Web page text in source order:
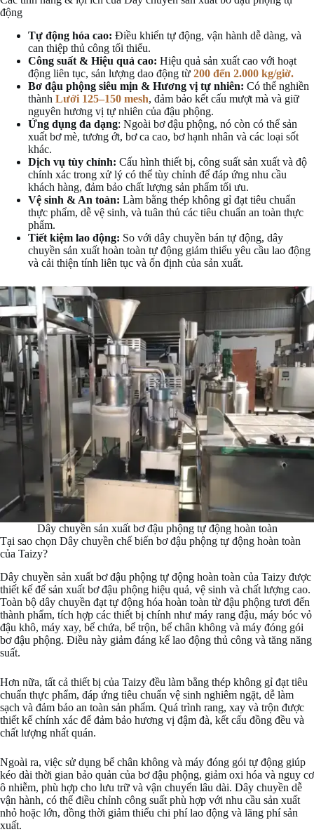
động
Tự động hóa cao: Điều khiển tự động, vận hành dễ dàng, và
can thiệp thủ công tối thiểu.
Công suất & Hiệu quả cao: Hiệu quả sản xuất cao với hoạt
động liên tục, sản lượng dao động từ 200 đến 2.000 kg/giờ.
Bơ đậu phộng siêu mịn & Hương vị tự nhiên: Có thể nghiền
thành Lưới 125–150 mesh, đảm bảo kết cấu mượt mà và giữ
nguyên hương vị tự nhiên của đậu phộng.
Ứng dụng đa dạng: Ngoài bơ đậu phộng, nó còn có thể sản
xuất bơ mè, tương ớt, bơ ca cao, bơ hạnh nhân và các loại sốt
khác.
Dịch vụ tùy chỉnh: Cấu hình thiết bị, công suất sản xuất và độ
chính xác trong xử lý có thể tùy chỉnh để đáp ứng nhu cầu
khách hàng, đảm bảo chất lượng sản phẩm tối ưu.
Vệ sinh & An toàn: Làm bằng thép không gỉ đạt tiêu chuẩn
thực phẩm, dễ vệ sinh, và tuân thủ các tiêu chuẩn an toàn thực
phẩm.
Tiết kiệm lao động: So với dây chuyền bán tự động, dây
chuyền sản xuất hoàn toàn tự động giảm thiểu yêu cầu lao động
và cải thiện tính liên tục và ổn định của sản xuất.
Dây chuyền sản xuất bơ đậu phộng tự động hoàn toàn
Tại sao chọn Dây chuyền chế biến bơ đậu phộng tự động hoàn toàn
của Taizy?
Dây chuyền sản xuất bơ đậu phộng tự động hoàn toàn của Taizy được
thiết kế để sản xuất bơ đậu phộng hiệu quả, vệ sinh và chất lượng cao.
Toàn bộ dây chuyền đạt tự động hóa hoàn toàn từ đậu phộng tươi đến
thành phẩm, tích hợp các thiết bị chính như máy rang đậu, máy bóc vỏ
đậu khô, máy xay, bể chứa, bể trộn, bể chân không và máy đóng gói
bơ đậu phộng. Điều này giảm đáng kể lao động thủ công và tăng năng
suất.
Hơn nữa, tất cả thiết bị của Taizy đều làm bằng thép không gỉ đạt tiêu
chuẩn thực phẩm, đáp ứng tiêu chuẩn vệ sinh nghiêm ngặt, dễ làm
sạch và đảm bảo an toàn sản phẩm. Quá trình rang, xay và trộn được
thiết kế chính xác để đảm bảo hương vị đậm đà, kết cấu đồng đều và
chất lượng nhất quán.
Ngoài ra, việc sử dụng bể chân không và máy đóng gói tự động giúp
kéo dài thời gian bảo quản của bơ đậu phộng, giảm oxi hóa và nguy cơ
ô nhiễm, phù hợp cho lưu trữ và vận chuyển lâu dài. Dây chuyền dễ
vận hành, có thể điều chỉnh công suất phù hợp với nhu cầu sản xuất
nhỏ hoặc lớn, đồng thời giảm thiểu chi phí lao động và lãng phí sản
xuất.